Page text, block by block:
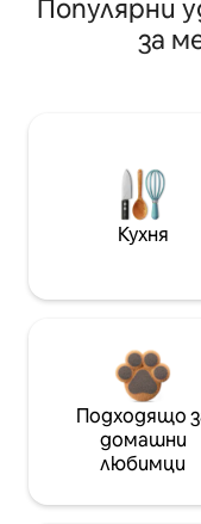
Популярни
за
Кухня
Подходящо
домашни
любимци